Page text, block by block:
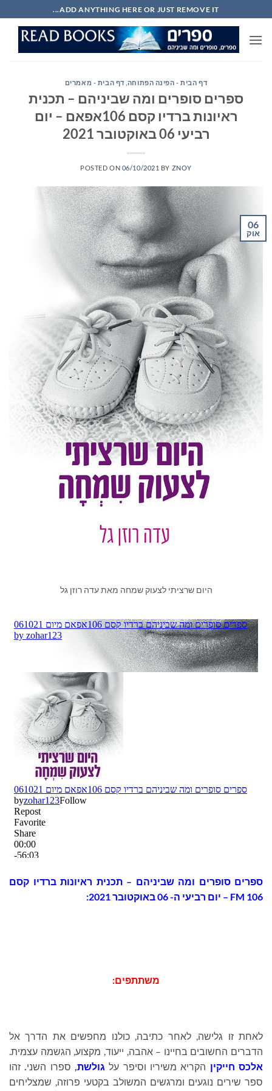
to
content
ADD ANYTHING HERE OR JUST REMOVE IT...
דף הבית - הפינה הפתוחה דף הבית - מאמרים
ספרים סופרים ומה שביניהם – תכנית
ראיונות ברדיו קסם 106אפאם – יום
רביעי 06 באוקטובר 2021
POSTED ON 06/10/2021 BY ZNOY
06
אוק
היום שרציתי לצעוק שמחה מאת עדה רוזן גל
ספרים סופרים ומה שביניהם – תכנית ראיונות ברדיו קסם
106 FM – יום רביעי ה- 06 באוקטובר 2021:
משתתפים:
לאחת זו גלישה, לאחר כתיבה, כולנו מחפשים את הדרך אל
הדברים החשובים בחיינו – אהבה, ייעוד, מקצוע, הגשמה עצמית.
אלכס חייקין הקריא משיריו וסיפר על גולשת,ספרו השני. זהו
ספר שירים נוגעים ומרגשים המשולב בקטעי פרוזה, שמצליחים